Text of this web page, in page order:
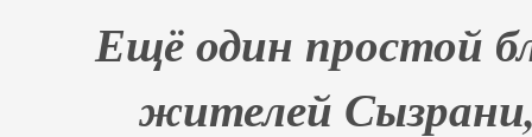
Ещё один простой
жителей